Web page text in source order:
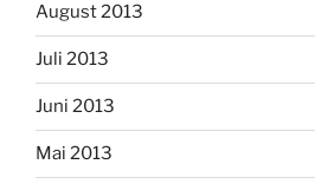
August 2013
Juli 2013
Juni 2013
Mai 2013